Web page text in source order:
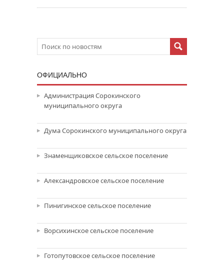
ОФИЦИАЛЬНО
Администрация Сорокинского
муниципального округа
Дума Сорокинского муниципального округа
Знаменщиковское сельское поселение
Александровское сельское поселение
Пинигинское сельское поселение
Ворсихинское сельское поселение
Готопутовское сельское поселение